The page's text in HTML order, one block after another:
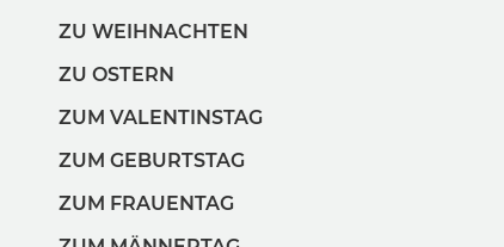
ZU WEIHNACHTEN
ZU OSTERN
ZUM VALENTINSTAG
ZUM GEBURTSTAG
ZUM FRAUENTAG